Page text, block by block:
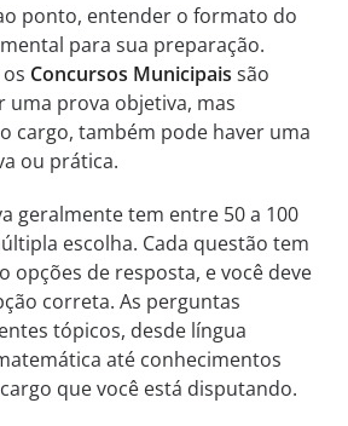
ponto, entender o formato do
para sua preparação.
Concursos Municipais são
uma prova objetiva, mas
cargo, também pode haver uma
ou prática.
geralmente tem entre 50 a 100
escolha. Cada questão tem
opções de resposta, e você deve
correta. As perguntas
tópicos, desde língua
até conhecimentos
que você está disputando.